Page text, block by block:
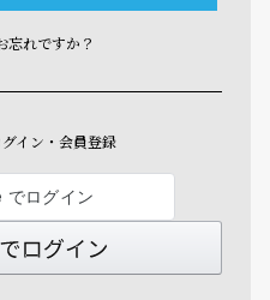
忘れですか？
イン・会員登録